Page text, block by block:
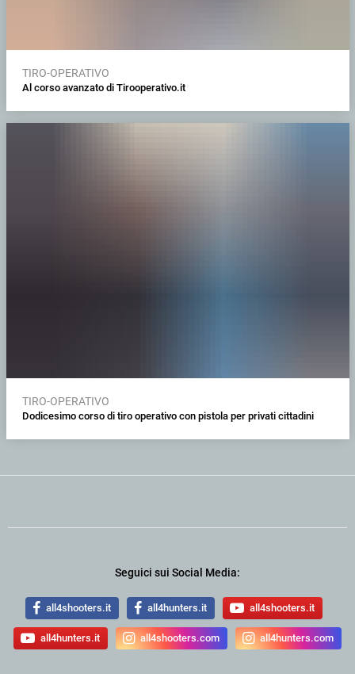
TIRO-OPERATIVO
Al corso avanzato di Tirooperativo.it
TIRO-OPERATIVO
Dodicesimo corso di tiro operativo con pistola per privati cittadini
Seguici sui Social Media:
all4shooters.it all4hunters.it all4shooters.it
all4hunters.it all4shooters.com all4hunters.com